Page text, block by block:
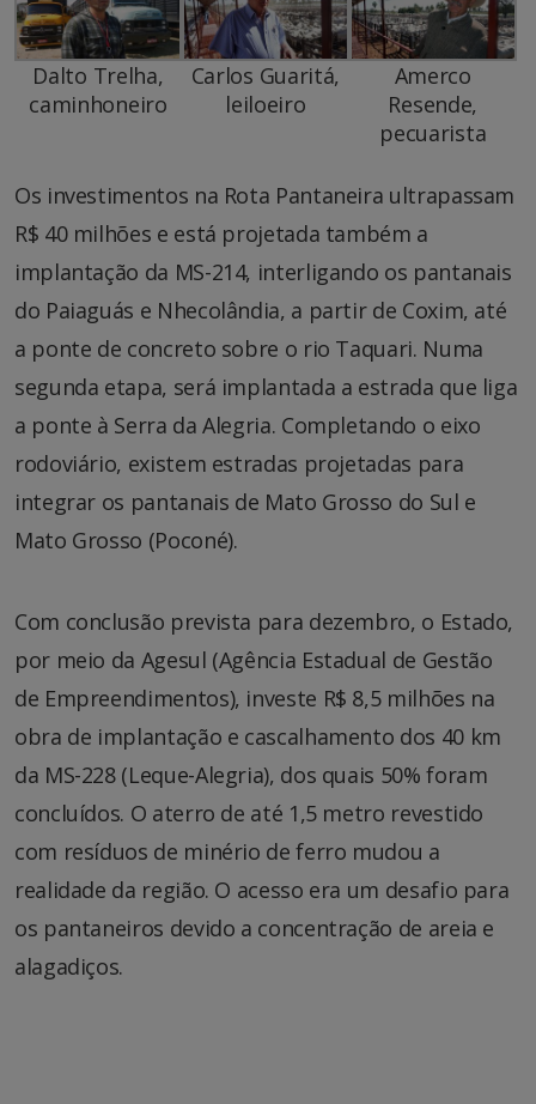
Dalto Trelha,
caminhoneiro
Carlos Guaritá,
leiloeiro
Amerco
Resende,
pecuarista
Os investimentos na Rota Pantaneira ultrapassam
R$ 40 milhões e está projetada também a
implantação da MS-214, interligando os pantanais
do Paiaguás e Nhecolândia, a partir de Coxim, até
a ponte de concreto sobre o rio Taquari. Numa
segunda etapa, será implantada a estrada que liga
a ponte à Serra da Alegria. Completando o eixo
rodoviário, existem estradas projetadas para
integrar os pantanais de Mato Grosso do Sul e
Mato Grosso (Poconé).
Com conclusão prevista para dezembro, o Estado,
por meio da Agesul (Agência Estadual de Gestão
de Empreendimentos), investe R$ 8,5 milhões na
obra de implantação e cascalhamento dos 40 km
da MS-228 (Leque-Alegria), dos quais 50% foram
concluídos. O aterro de até 1,5 metro revestido
com resíduos de minério de ferro mudou a
realidade da região. O acesso era um desafio para
os pantaneiros devido a concentração de areia e
alagadiços.